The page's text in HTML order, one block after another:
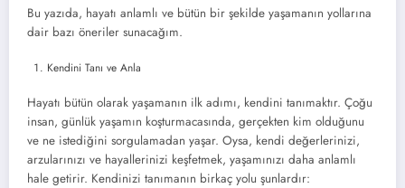
Bu yazıda, hayatı anlamlı ve bütün bir şekilde yaşamanın yollarına
dair bazı öneriler sunacağım.
Kendini Tanı ve Anla
Hayatı bütün olarak yaşamanın ilk adımı, kendini tanımaktır. Çoğu
insan, günlük yaşamın koşturmacasında, gerçekten kim olduğunu
ve ne istediğini sorgulamadan yaşar. Oysa, kendi değerlerinizi,
arzularınızı ve hayallerinizi keşfetmek, yaşamınızı daha anlamlı
hale getirir. Kendinizi tanımanın birkaç yolu şunlardır: